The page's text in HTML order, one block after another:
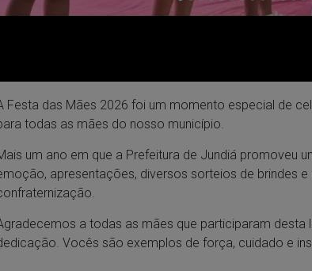
Festa das Mães 2026 foi um momento especial de
todas as mães do nosso município.
um ano em que a Prefeitura de Jundiá promoveu
apresentações, diversos sorteios de brindes
a todas as mães que participaram
Vocês são exemplos de força, cuidado e